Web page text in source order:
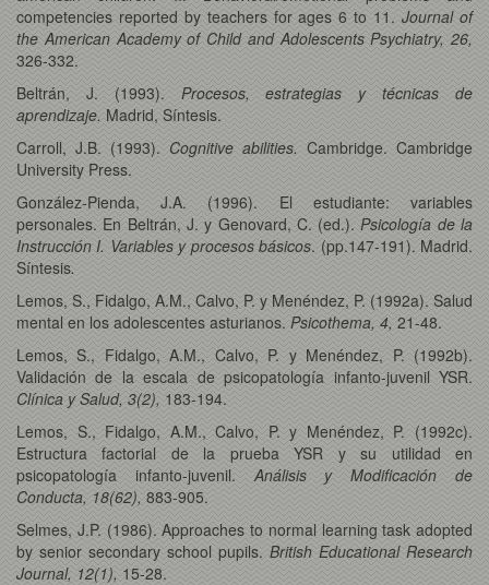
competencies reported by teachers for ages 6 to 11.Journal of
the American Academy of Child and Adolescents Psychiatry, 26,
326-332.
Beltrán, J. (1993). Procesos, estrategias y técnicas de
aprendizaje. Madrid, Síntesis.
Carroll, J.B. (1993). Cognitive abilities. Cambridge. Cambridge
University Press.
González-Pienda, J.A. (1996). El estudiante: variables
personales. En Beltrán, J. y Genovard, C. (ed.). Psicología de la
Instrucción I. Variables y procesos básicos. (pp.147-191). Madrid.
Síntesis.
Lemos, S., Fidalgo, A.M., Calvo, P. y Menéndez, P. (1992a). Salud
mental en los adolescentes asturianos. Psicothema, 4, 21-48.
Lemos, S., Fidalgo, A.M., Calvo, P. y Menéndez, P. (1992b).
Validación de la escala de psicopatología infanto-juvenil YSR.
Clínica y Salud, 3(2), 183-194.
Lemos, S., Fidalgo, A.M., Calvo, P. y Menéndez, P. (1992c).
Estructura factorial de la prueba YSR y su utilidad en
psicopatología infanto-juvenil. Análisis y Modificación de
Conducta, 18(62), 883-905.
Selmes, J.P. (1986). Approaches to normal learning task adopted
by senior secondary school pupils. British Educational Research
Journal, 12(1), 15-28.